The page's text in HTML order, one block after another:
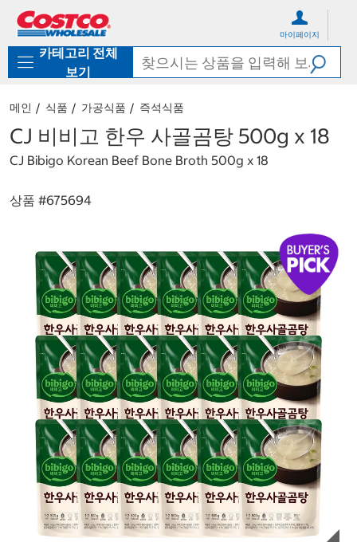
로
기
가
마이페이지
카테고리 전체
보기
메인 식품 가공식품 즉석식품
CJ 비비고 한우 사골곰탕 500g x 18
CJ Bibigo Korean Beef Bone Broth 500g x 18
상품 #675694